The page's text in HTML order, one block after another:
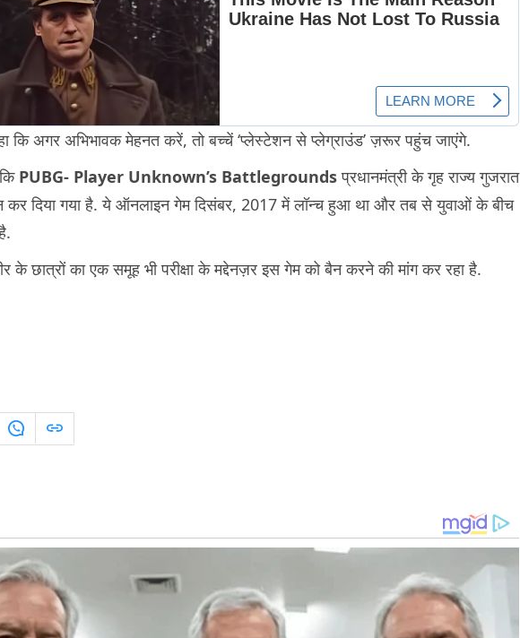
कि अगर अभिभावक मेहनत करें, तो बच्चें ‘प्लेस्टेशन से प्लेग्राउंड’ ज़रूर पहुंच जाएंगे.
PUBG- Player Unknown’s Battlegroundsप्रधानमंत्री के गृह राज्य गुजरात
दिया गया है. ये ऑनलाइन गेम दिसंबर, 2017 में लॉन्च हुआ था और तब से युवाओं के बीच
के छात्रों का एक समूह भी परीक्षा के मद्देनज़र इस गेम को बैन करने की मांग कर रहा है.